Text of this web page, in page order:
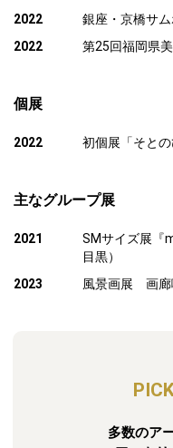
2022
銀座・京橋サ
2022
第25回福岡県
個展
2022 初個展「そとの
主なグループ展
2021
SMサイズ展『
目黒）
2023
風景画展 画廊
多数のア